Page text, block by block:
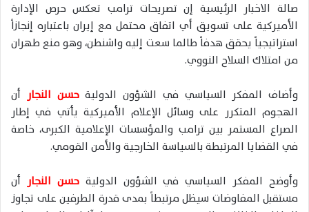
صالة الاخبار الرئيسية إن تصريحات ترامب تعكس حرص الإدارة
الأميركية على تسويق أي اتفاق محتمل مع إيران باعتباره إنجازاً
استراتيجياً يحقق هدفاً طالما سعت إليه واشنطن، وهو منع طهران
من امتلاك السلاح النووي.
وأضاف المفكر السياسي في الشؤون الدوليةحسن النجار أن
الهجوم المتكرر على وسائل الإعلام الأميركية يأتي في إطار
الصراع المستمر بين ترامب والمؤسسات الإعلامية الكبرى، خاصة
في القضايا المرتبطة بالسياسة الخارجية والأمن القومي.
وأوضح المفكر السياسي في الشؤون الدوليةحسن النجار أن
مستقبل المفاوضات سيظل مرتبطاً بمدى قدرة الطرفين على تجاوز